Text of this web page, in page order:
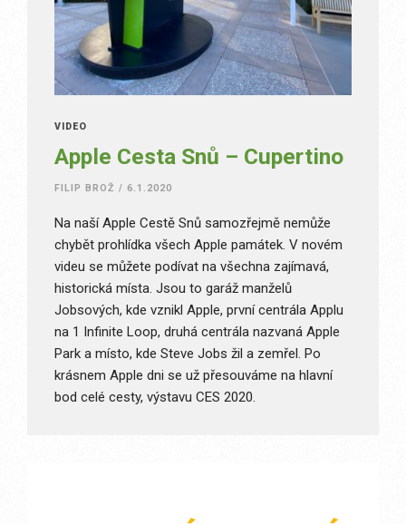
VIDEO
Apple Cesta Snů – Cupertino
FILIP BROŽ / 6.1.2020
Na naší Apple Cestě Snů samozřejmě nemůže
chybět prohlídka všech Apple památek. V novém
videu se můžete podívat na všechna zajímavá,
historická místa. Jsou to garáž manželů
Jobsových, kde vznikl Apple, první centrála Applu
na 1 Infinite Loop, druhá centrála nazvaná Apple
Park a místo, kde Steve Jobs žil a zemřel. Po
krásnem Apple dni se už přesouváme na hlavní
bod celé cesty, výstavu CES 2020.